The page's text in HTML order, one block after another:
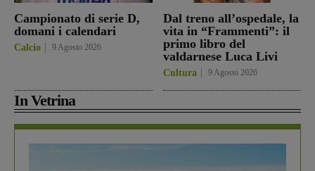
Campionato di serie D,
domani i calendari
Calcio 9 Agosto 2026
Dal treno all’ospedale, la
vita in “Frammenti”: il
primo libro del
valdarnese Luca Livi
Cultura 9 Agosto 2026
In Vetrina